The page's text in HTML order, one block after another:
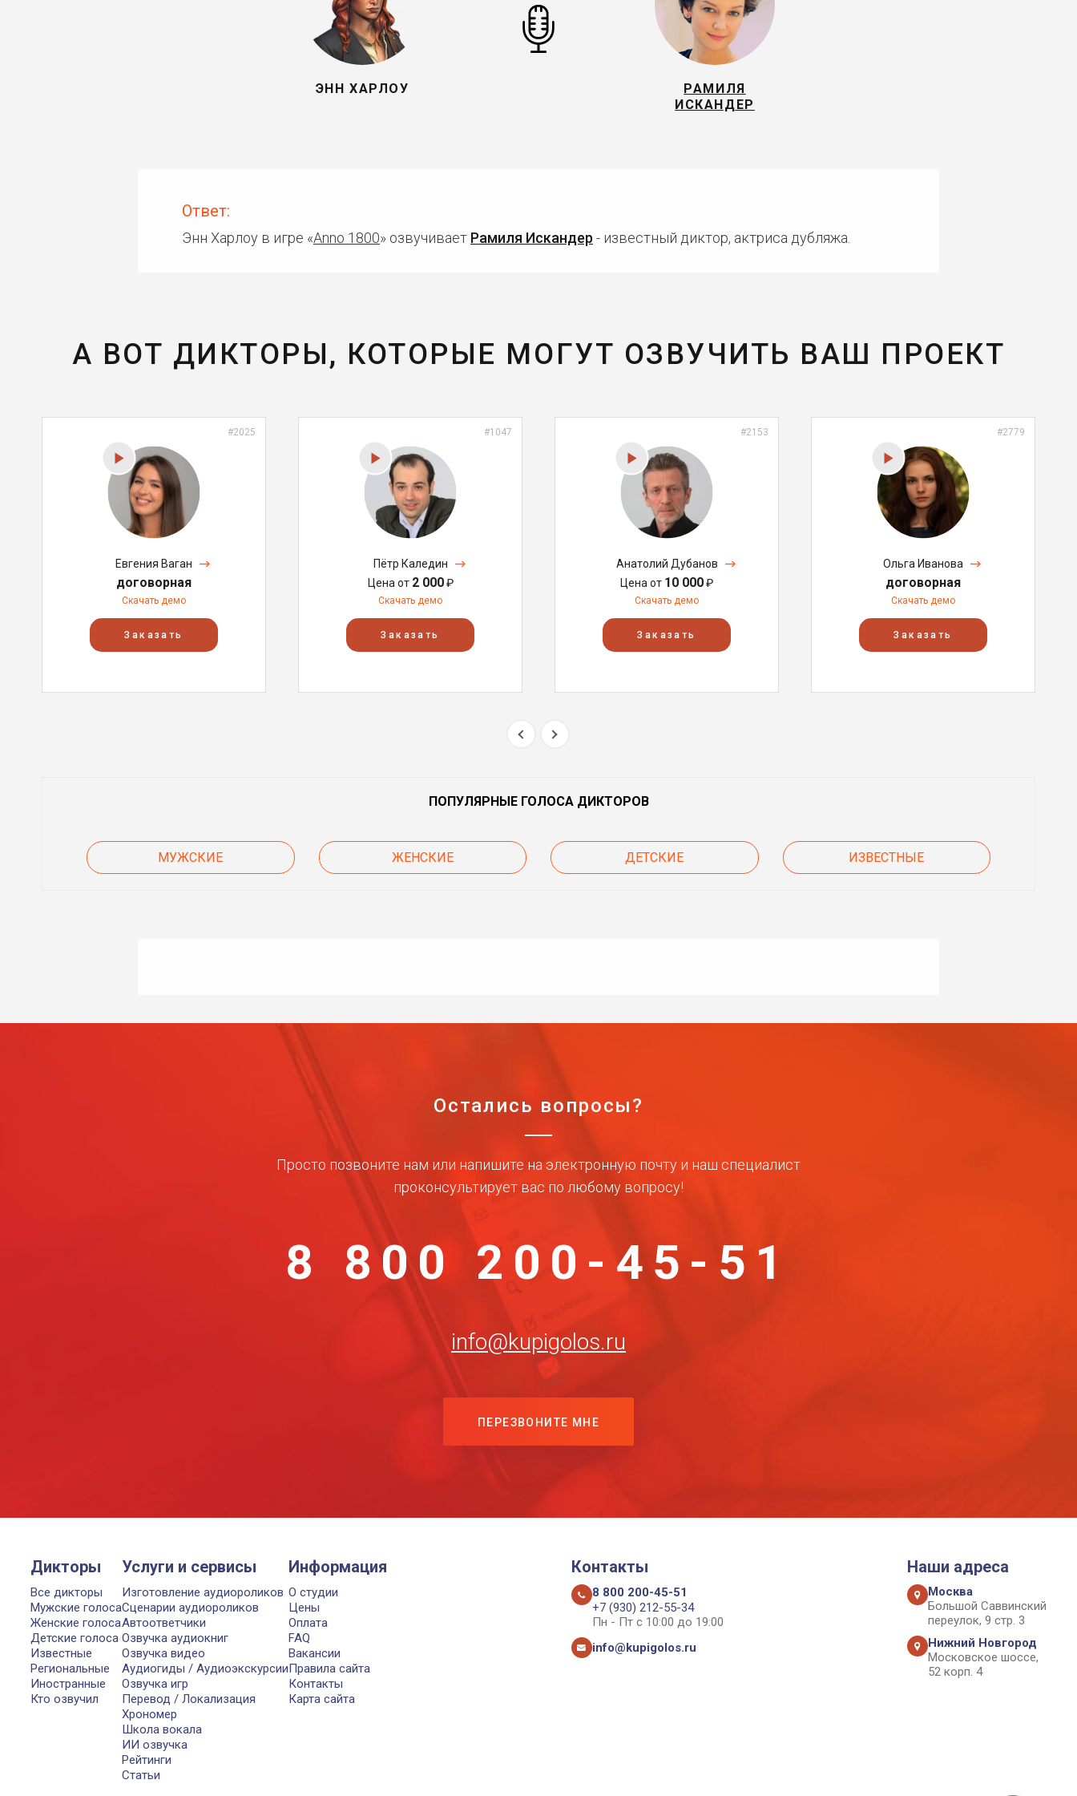
ЭНН ХАРЛОУ
РАМИЛЯ
ИСКАНДЕР
Ответ:
Энн Харлоу в игре «Anno 1800» озвучивает Рамиля Искандер - известный диктор, актриса дубляжа.
А ВОТ ДИКТОРЫ, КОТОРЫЕ МОГУТ ОЗВУЧИТЬ ВАШ ПРОЕКТ
#2025
Евгения Ваган
договорная
Скачать демо
Заказать
#1047
Пётр Каледин
Цена от 2 000₽
Скачать демо
Заказать
#2153
Анатолий Дубанов
Цена от 10 000₽
Скачать демо
Заказать
#2779
Ольга Иванова
договорная
Скачать демо
Заказать
ПОПУЛЯРНЫЕ ГОЛОСА ДИКТОРОВ
МУЖСКИЕ ЖЕНСКИЕ ДЕТСКИЕ ИЗВЕСТНЫЕ
Остались вопросы?
Просто позвоните нам или напишите на электронную почту и наш специалист
проконсультирует вас по любому вопросу!
8 800 200-45-51
info@kupigolos.ru
ПЕРЕЗВОНИТЕ МНЕ
Дикторы
Все дикторы
Мужские голоса
Женские голоса
Детские голоса
Известные
Региональные
Иностранные
Кто озвучил
Услуги и сервисы
Изготовление аудиороликов
Сценарии аудиороликов
Автоответчики
Озвучка аудиокниг
Озвучка видео
Аудиогиды / Аудиоэкскурсии
Озвучка игр
Перевод / Локализация
Хрономер
Школа вокала
ИИ озвучка
Рейтинги
Статьи
Информация
О студии
Цены
Оплата
FAQ
Вакансии
Правила сайта
Контакты
Карта сайта
Контакты
8 800 200-45-51
+7 (930) 212-55-34
Пн - Пт с 10:00 до 19:00
info@kupigolos.ru
Наши адреса
Москва
Большой Саввинский
переулок, 9 стр. 3
Нижний Новгород
Московское шоссе,
52 корп. 4